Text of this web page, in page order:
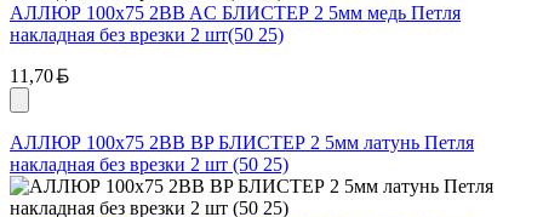
АЛЛЮР 100х75 2BB AC БЛИСТЕР 2 5мм медь Петля
накладная без врезки 2 шт(50 25)
11,70
АЛЛЮР 100х75 2BB BP БЛИСТЕР 2 5мм латунь Петля
накладная без врезки 2 шт (50 25)